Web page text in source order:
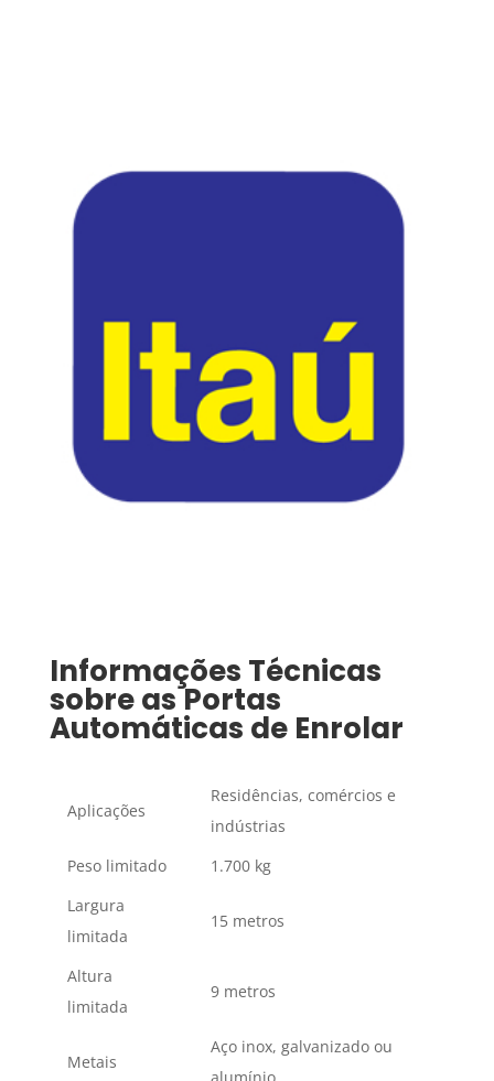
Informações Técnicas
sobre as Portas
Automáticas de Enrolar
Aplicações
Residências, comércios e
indústrias
Peso limitado
1.700 kg
Largura
limitada
15 metros
Altura
limitada
9 metros
Metais
Aço inox, galvanizado ou